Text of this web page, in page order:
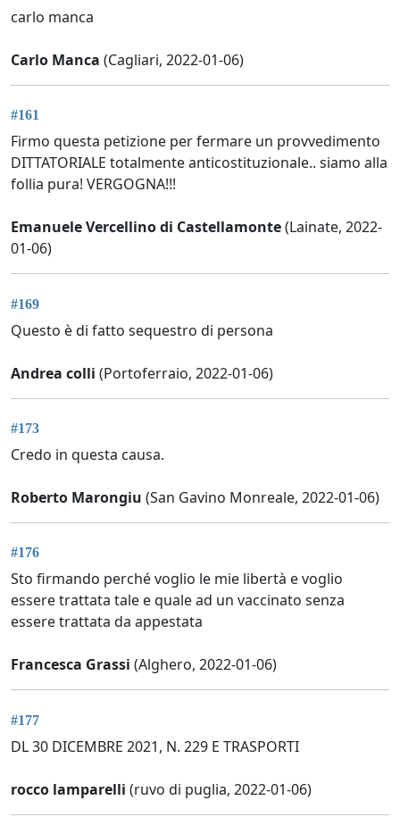
carlo manca
Carlo Manca (Cagliari, 2022-01-06)
#161
Firmo questa petizione per fermare un provvedimento
DITTATORIALE totalmente anticostituzionale.. siamo alla
follia pura! VERGOGNA!!!
Emanuele Vercellino di Castellamonte(Lainate, 2022-
01-06)
#169
Questo è di fatto sequestro di persona
Andrea colli (Portoferraio, 2022-01-06)
#173
Credo in questa causa.
Roberto Marongiu (San Gavino Monreale, 2022-01-06)
#176
Sto firmando perché voglio le mie libertà e voglio
essere trattata tale e quale ad un vaccinato senza
essere trattata da appestata
Francesca Grassi (Alghero, 2022-01-06)
#177
DL 30 DICEMBRE 2021, N. 229 E TRASPORTI
rocco lamparelli (ruvo di puglia, 2022-01-06)